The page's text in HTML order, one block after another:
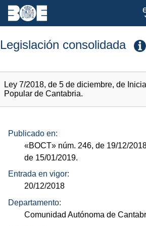
Legislación consolidada
Ley 7/2018, de 5 de diciembre, de
Popular de Cantabria.
Publicado en:
«BOCT» núm. 246, de 19/12/
de 15/01/2019.
Entrada en vigor:
20/12/2018
Departamento:
Comunidad Autónoma de